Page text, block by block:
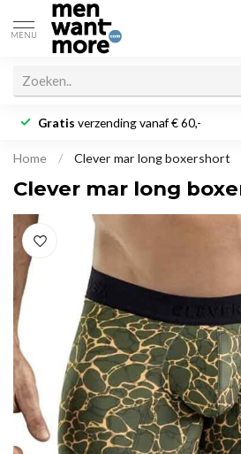
MENU
Gratis verzending vanaf € 60,-
Home / Clever mar long boxershort
Clever mar long